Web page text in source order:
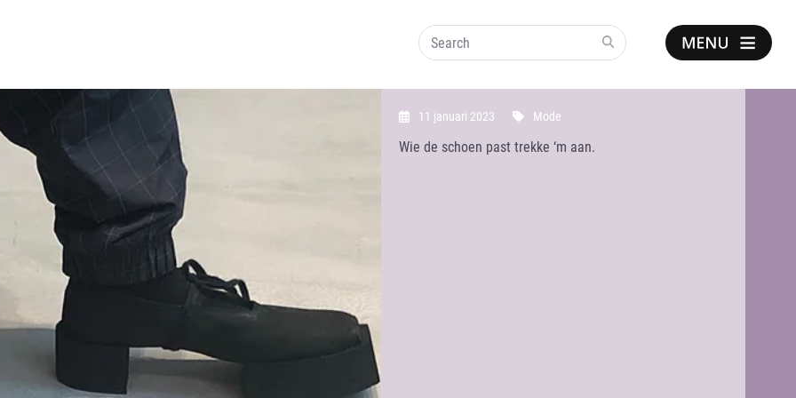
Show
notice
Search
11 januari 2023 Mode
Wie de schoen past trekke ‘m aan.